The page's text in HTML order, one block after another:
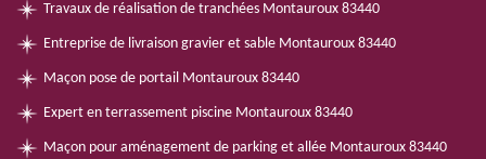
Travaux de réalisation de tranchées Montauroux 83440
Entreprise de livraison gravier et sable Montauroux 83440
Maçon pose de portail Montauroux 83440
Expert en terrassement piscine Montauroux 83440
Maçon pour aménagement de parking et allée Montauroux 83440